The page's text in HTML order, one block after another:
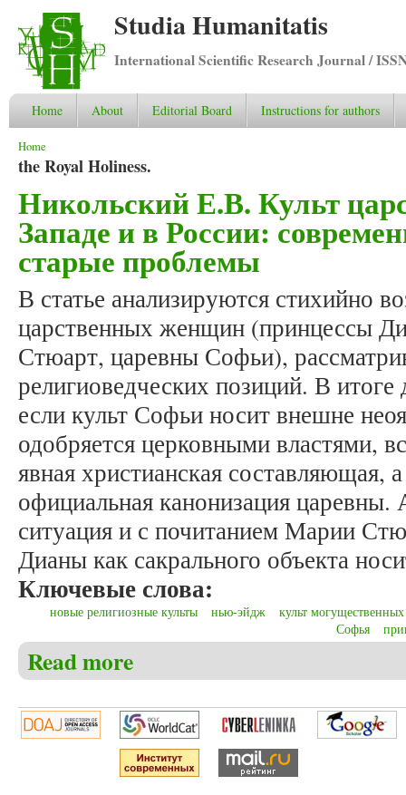
Studia Humanitatis
International Scientific Research Journal /
Home About Editorial Board Instructions for authors
You are here
Home
the Royal Holiness.
Никольский Е.В. Культ
Западе и в России:
старые проблемы
В статье анализируются стихийно
царственных женщин (принцессы
Стюарт, царевны Софьи),
религиоведческих позиций. В
если культ Софьи носит внешне
одобряется церковными властями,
явная христианская
официальная канонизация царевны.
ситуация и с почитанием Марии
Дианы как сакрального объекта
Ключевые слова:
новые религиозные культы нью-эйдж
культ
Софья
Read more